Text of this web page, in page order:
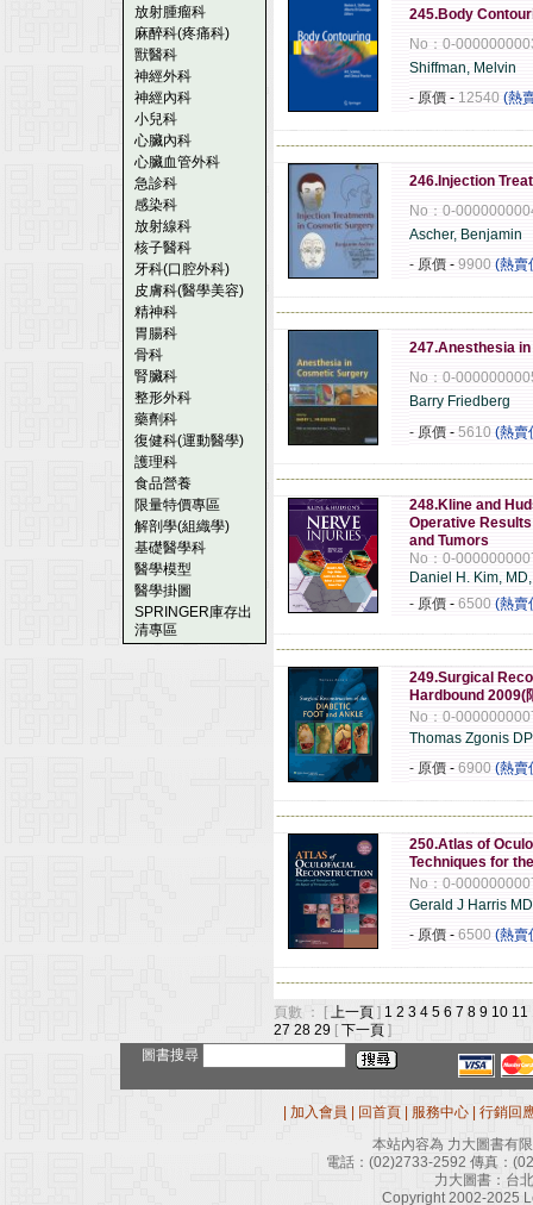
放射腫瘤科
麻醉科(疼痛科)
獸醫科
神經外科
神經內科
小兒科
心臟內科
心臟血管外科
急診科
感染科
放射線科
核子醫科
牙科(口腔外科)
皮膚科(醫學美容)
精神科
胃腸科
骨科
腎臟科
整形外科
藥劑科
復健科(運動醫學)
護理科
食品營養
限量特價專區
解剖學(組織學)
基礎醫學科
醫學模型
醫學掛圖
SPRINGER庫存出
清專區
245.Body
No：0-
Shiffman, Melvin
- 原價 - 12540 (熱
246.Injection
No：0-
Ascher, Benjamin
- 原價 - 9900 (熱賣
247.Anesthesia
No：0-
Barry Friedberg
- 原價 - 5610 (熱賣
248.Kline and
Operative
and Tumors
No：0-
Daniel H. Kim,
- 原價 - 6500 (熱賣
249.Surgical
Hardbound 2009(
No：0-
Thomas Zgonis
- 原價 - 6900 (熱賣
250.Atlas of
Techniques for
No：0-
Gerald J Harris
- 原價 - 6500 (熱賣
頁數 ： [ 上一頁 ] 1 2 3 4 5 6 7 8 9 10 11
27 28 29 [ 下一頁 ]
圖書搜尋
加入會員 回首頁 服務中心
行銷回
本站內容為 力大圖書有
電話： (02)2733-2592 傳真：
力大圖書：台
Copyright 2002-2025